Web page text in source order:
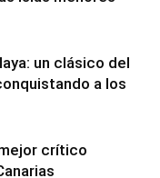
un clásico del
a los
crítico